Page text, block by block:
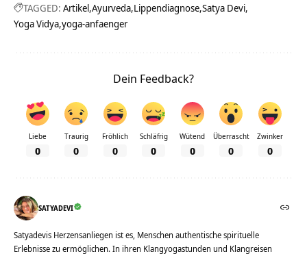
TAGGED: Artikel Ayurveda Lippendiagnose Satya Devi
Yoga Vidya yoga-anfaenger
Dein Feedback?
Liebe
0
Traurig
0
Fröhlich
0
Schläfrig
0
Wütend
0
Überrascht
0
Zwinker
0
SATYADEVI
Satyadevis Herzensanliegen ist es, Menschen authentische spirituelle
Erlebnisse zu ermöglichen. In ihren Klangyogastunden und Klangreisen